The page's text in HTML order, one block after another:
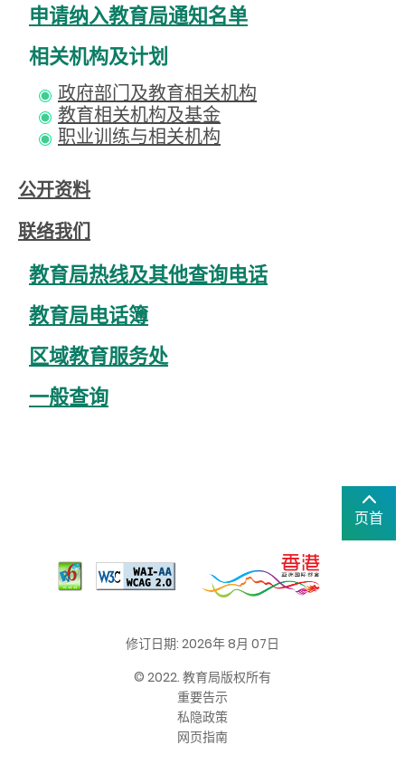
申请纳入教育局通知名单
相关机构及计划
政府部门及教育相关机构
教育相关机构及基金
职业训练与相关机构
公开资料
联络我们
教育局热线及其他查询电话
教育局电话簿
区域教育服务处
一般查询
页首
修订日期: 2026年 8月 07日
© 2022. 教育局版权所有
重要告示
私隐政策
网页指南